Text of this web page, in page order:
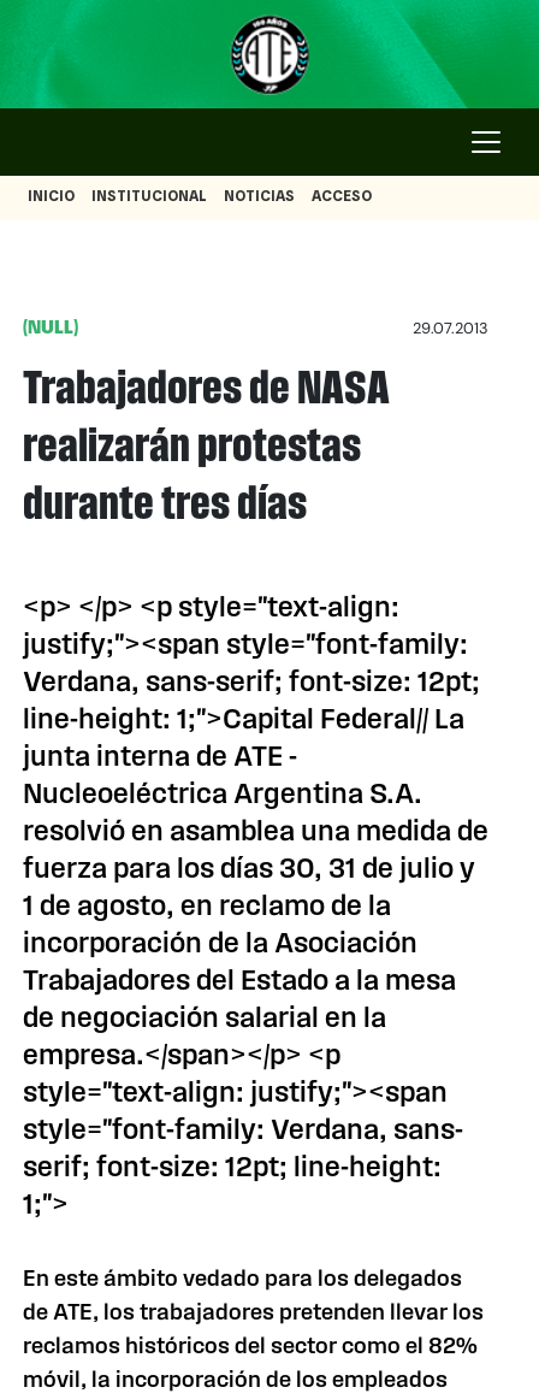
INICIO INSTITUCIONAL NOTICIAS ACCESO
(NULL) 29.07.2013
Trabajadores de NASA
realizarán protestas
durante tres días
<p> </p> <p style="text-align:
justify;"><span style="font-family:
Verdana, sans-serif; font-size: 12pt;
line-height: 1;">Capital Federal// La
junta interna de ATE -
Nucleoeléctrica Argentina S.A.
resolvió en asamblea una medida de
fuerza para los días 30, 31 de julio y
1 de agosto, en reclamo de la
incorporación de la Asociación
Trabajadores del Estado a la mesa
de negociación salarial en la
empresa.</span></p> <p
style="text-align: justify;"><span
style="font-family: Verdana, sans-
serif; font-size: 12pt; line-height:
1;">
En este ámbito vedado para los delegados
de ATE, los trabajadores pretenden llevar los
reclamos históricos del sector como el 82%
móvil, la incorporación de los empleados